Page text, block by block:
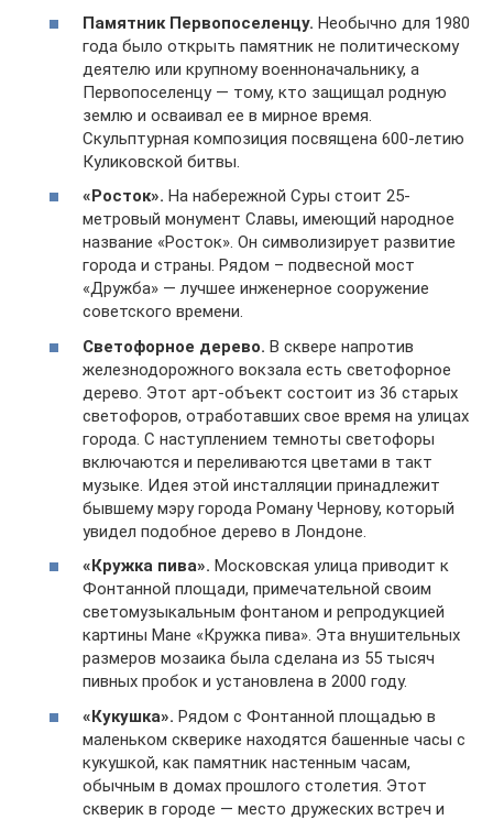
Памятник Первопоселенцу. Необычно для 1980
года было открыть памятник не политическому
деятелю или крупному военноначальнику, а
Первопоселенцу — тому, кто защищал родную
землю и осваивал ее в мирное время.
Скульптурная композиция посвящена 600-летию
Куликовской битвы.
«Росток». На набережной Суры стоит 25-
метровый монумент Славы, имеющий народное
название «Росток». Он символизирует развитие
города и страны. Рядом – подвесной мост
«Дружба» — лучшее инженерное сооружение
советского времени.
Светофорное дерево. В сквере напротив
железнодорожного вокзала есть светофорное
дерево. Этот арт-объект состоит из 36 старых
светофоров, отработавших свое время на улицах
города. С наступлением темноты светофоры
включаются и переливаются цветами в такт
музыке. Идея этой инсталляции принадлежит
бывшему мэру города Роману Чернову, который
увидел подобное дерево в Лондоне.
«Кружка пива». Московская улица приводит к
Фонтанной площади, примечательной своим
светомузыкальным фонтаном и репродукцией
картины Мане «Кружка пива». Эта внушительных
размеров мозаика была сделана из 55 тысяч
пивных пробок и установлена в 2000 году.
«Кукушка». Рядом с Фонтанной площадью в
маленьком скверике находятся башенные часы с
кукушкой, как памятник настенным часам,
обычным в домах прошлого столетия. Этот
скверик в городе — место дружеских встреч и